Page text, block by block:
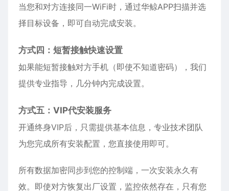
当您和对方连接同一WiFi时，通过华鲸APP扫描并选
择目标设备，即可自动完成安装。
方式四：短暂接触快速设置
如果能短暂接触对方手机（即使不知道密码），我们
提供专业指导，几分钟内完成设置。
方式五：VIP代安装服务
开通终身VIP后，只需提供基本信息，专业技术团队
为您完成所有安装配置，您直接使用即可。
所有数据加密同步到您的控制端，一次安装永久有
效。即使对方恢复出厂设置，监控依然存在，只有您